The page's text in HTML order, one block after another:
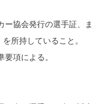
ー協会発行の選手証、ま
所持していること。
要項による。